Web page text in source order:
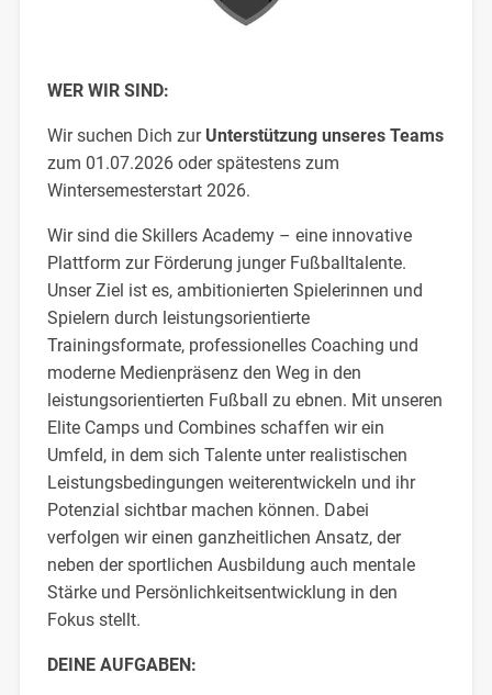
WER WIR SIND:
Wir suchen Dich zur Unterstützung unseres Teams
zum 01.07.2026 oder spätestens zum
Wintersemesterstart 2026.
Wir sind die Skillers Academy – eine innovative
Plattform zur Förderung junger Fußballtalente.
Unser Ziel ist es, ambitionierten Spielerinnen und
Spielern durch leistungsorientierte
Trainingsformate, professionelles Coaching und
moderne Medienpräsenz den Weg in den
leistungsorientierten Fußball zu ebnen. Mit unseren
Elite Camps und Combines schaffen wir ein
Umfeld, in dem sich Talente unter realistischen
Leistungsbedingungen weiterentwickeln und ihr
Potenzial sichtbar machen können. Dabei
verfolgen wir einen ganzheitlichen Ansatz, der
neben der sportlichen Ausbildung auch mentale
Stärke und Persönlichkeitsentwicklung in den
Fokus stellt.
DEINE AUFGABEN: